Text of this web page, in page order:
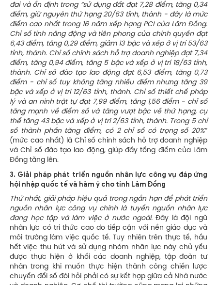
đai và ổn định trong “sử dụng đất đạt 7,28 điểm, tăng 0,34
điểm, giữ nguyên thứ hạng 20/63 tỉnh, thành - đây là mức
điểm cao nhất trong 16 năm xếp hạng PCI của Lâm Đồng.
Chỉ số tính năng động và tiên phong của chính quyền đạt
6,43 điểm, tăng 0,29 điểm, giảm 13 bậc và xếp ở vị trí 53/63
tỉnh, thành. Chỉ số chính sách hỗ trợ doanh nghiệp đạt 7,34
điểm, tăng 0,94 điểm, tăng 5 bậc và xếp ở vị trí 18/63 tỉnh,
thành. Chỉ số đào tạo lao động đạt 6,53 điểm, tăng 0,73
điểm - chỉ số tuy không tăng nhiều điểm nhưng tăng 39
bậc và xếp ở vị trí 12/63 tỉnh, thành. Chỉ số thiết chế pháp
lý và an ninh trật tự đạt 7,99 điểm, tăng 1,56 điểm - chỉ số
tăng mạnh về điểm số và tăng vượt bậc về thứ hạng, cụ
thể tăng 43 bậc và xếp ở vị trí 2/63 tỉnh, thành. Trong 5 chỉ
số thành phần tăng điểm, có 2 chỉ số có trọng số 20%”
(mức cao nhất) là Chỉ số chính sách hỗ trợ doanh nghiệp
và Chỉ số đào tạo lao động, giúp đẩy tổng điểm của Lâm
Đồng tăng lên.
3. Giải pháp phát triển nguồn nhân lực công vụ đáp ứng
hội nhập quốc tế và hàm ý cho tỉnh Lâm Đồng
Thứ nhất, giải pháp hiệu quả trong ngắn hạn để phát triển
nguồn nhân lực công vụ chính là tuyển nguồn nhân lực
đang học tập và làm việc ở nước ngoài.Đây là đội ngũ
nhân lực có tri thức cao do tiếp cận với nền giáo dục và
môi trường làm việc quốc tế. Tuy nhiên trên thực tế, hầu
hết việc thu hút và sử dụng nhóm nhân lực này chủ yếu
được thực hiện ở khối các doanh nghiệp, tập đoàn tư
nhân trong khi muốn thực hiện thành công chiến lược
chuyển đổi số đòi hỏi phải có sự kết hợp giữa cả Nhà nước